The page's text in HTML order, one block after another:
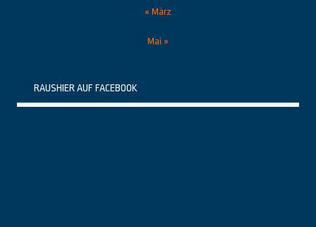
« März
Mai »
RAUSHIER AUF FACEBOOK